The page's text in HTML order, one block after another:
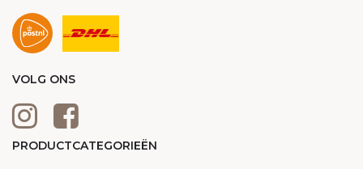
VOLG ONS
PRODUCTCATEGORIEËN